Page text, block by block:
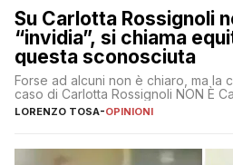
Su Carlotta Rossignoli
“invidia”, si chiama
questa sconosciuta
Forse ad alcuni non è chiaro, ma la
caso di Carlotta Rossignoli NON È
LORENZO TOSA-OPINIONI